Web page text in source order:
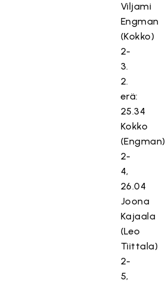
Viljami
Engman
(Kokko)
2-
3.
2.
erä:
25.34
Kokko
(Engman)
2-
4,
26.04
Joona
Kajaala
(Leo
Tiittala)
2-
5,